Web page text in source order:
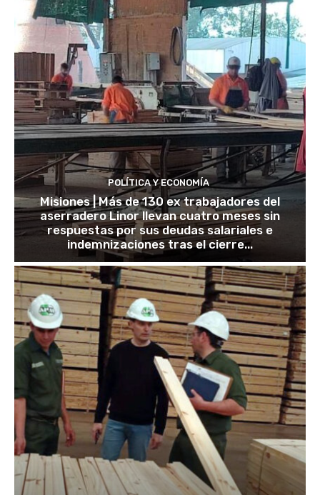
POLÍTICA Y ECONOMÍA
Misiones | Más de 130 ex trabajadores del
aserradero Linor llevan cuatro meses sin
respuestas por sus deudas salariales e
indemnizaciones tras el cierre...